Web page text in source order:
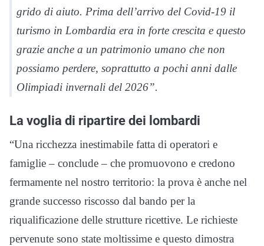
grido di aiuto. Prima dell’arrivo del Covid-19 il
turismo in Lombardia era in forte crescita e questo
grazie anche a un patrimonio umano che non
possiamo perdere, soprattutto a pochi anni dalle
Olimpiadi invernali del 2026”.
La voglia di ripartire dei lombardi
“Una ricchezza inestimabile fatta di operatori e
famiglie – conclude – che promuovono e credono
fermamente nel nostro territorio: la prova è anche nel
grande successo riscosso dal bando per la
riqualificazione delle strutture ricettive. Le richieste
pervenute sono state moltissime e questo dimostra